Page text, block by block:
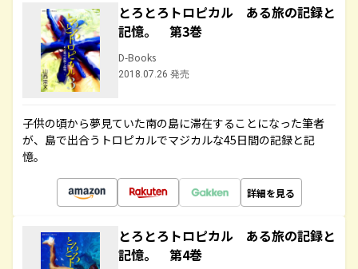
とろとろトロピカル ある旅の記録と
記憶。 第3巻
D-Books
2018.07.26 発売
子供の頃から夢見ていた南の島に滞在することになった筆者
が、島で出合うトロピカルでマジカルな45日間の記録と記
憶。
詳細を見る
とろとろトロピカル ある旅の記録と
記憶。 第4巻